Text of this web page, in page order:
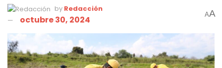
by Redacción
octubre 30, 2024 AA